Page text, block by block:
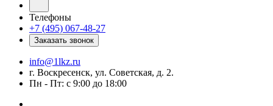
Телефоны
+7 (495) 067-48-27
Заказать звонок
info@1lkz.ru
г. Воскресенск, ул. Советская, д. 2.
Пн - Пт: с 9:00 до 18:00